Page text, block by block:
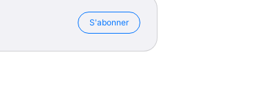
S'abonner